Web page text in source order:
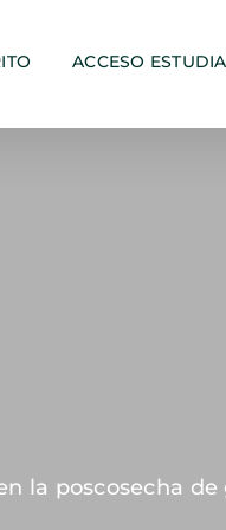
ACCESO
la poscosecha de